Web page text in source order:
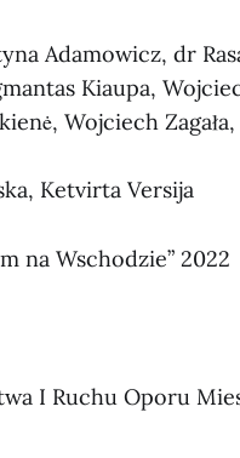
Adamowicz, dr
Kiaupa,
Wojciech
Ketvirta Versija
na Wschodzie” 2022
I Ruchu Oporu